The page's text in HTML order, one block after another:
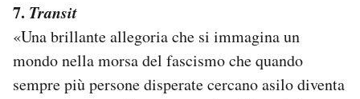
7. Transit
«Una brillante allegoria che si immagina un
mondo nella morsa del fascismo che quando
sempre più persone disperate cercano asilo diventa